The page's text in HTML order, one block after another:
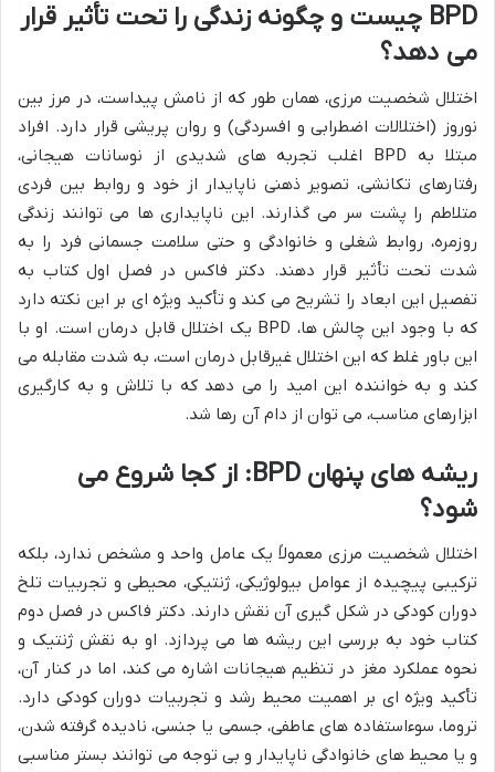
BPD چیست و چگونه زندگی را تحت تأثیر قرار
می دهد؟
اختلال شخصیت مرزی، همان طور که از نامش پیداست، در مرز بین
نوروز (اختلالات اضطرابی و افسردگی) و روان پریشی قرار دارد. افراد
مبتلا به BPD اغلب تجربه های شدیدی از نوسانات هیجانی،
رفتارهای تکانشی، تصویر ذهنی ناپایدار از خود و روابط بین فردی
متلاطم را پشت سر می گذارند. این ناپایداری ها می توانند زندگی
روزمره، روابط شغلی و خانوادگی و حتی سلامت جسمانی فرد را به
شدت تحت تأثیر قرار دهند. دکتر فاکس در فصل اول کتاب به
تفصیل این ابعاد را تشریح می کند و تأکید ویژه ای بر این نکته دارد
که با وجود این چالش ها، BPD یک اختلال قابل درمان است. او با
این باور غلط که این اختلال غیرقابل درمان است، به شدت مقابله می
کند و به خواننده این امید را می دهد که با تلاش و به کارگیری
ابزارهای مناسب، می توان از دام آن رها شد.
ریشه های پنهان BPD: از کجا شروع می
شود؟
اختلال شخصیت مرزی معمولاً یک عامل واحد و مشخص ندارد، بلکه
ترکیبی پیچیده از عوامل بیولوژیکی، ژنتیکی، محیطی و تجربیات تلخ
دوران کودکی در شکل گیری آن نقش دارند. دکتر فاکس در فصل دوم
کتاب خود به بررسی این ریشه ها می پردازد. او به نقش ژنتیک و
نحوه عملکرد مغز در تنظیم هیجانات اشاره می کند، اما در کنار آن،
تأکید ویژه ای بر اهمیت محیط رشد و تجربیات دوران کودکی دارد.
تروما، سوءاستفاده های عاطفی، جسمی یا جنسی، نادیده گرفته شدن،
و یا محیط های خانوادگی ناپایدار و بی توجه می توانند بستر مناسبی